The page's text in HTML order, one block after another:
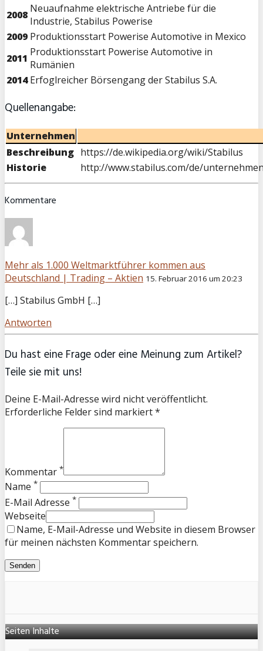
2008 Neuaufnahme elektrische Antriebe für die
Industrie, Stabilus Powerise
2009 Produktionsstart Powerise Automotive in Mexico
2011 Produktionsstart Powerise Automotive in
Rumänien
2014 Erfoglreicher Börsengang der Stabilus S.A.
Quellenangabe:
Unternehmen
Beschreibung https://de.wikipedia.org/wiki/Stabilus
Historie
http://www.stabilus.com/de/
Kommentare
Mehr als 1.000 Weltmarktführer kommen aus
Deutschland | Trading – Aktien 15. Februar 2016 um 20:23
[…] Stabilus GmbH […]
Antworten
Du hast eine Frage oder eine Meinung zum Artikel?
Teile sie mit uns!
Deine E-Mail-Adresse wird nicht veröffentlicht.
Erforderliche Felder sind markiert *
Kommentar *
Name *
E-Mail Adresse *
Webseite
Name, E-Mail-Adresse und Website in diesem Browser
für meinen nächsten Kommentar speichern.
Seiten Inhalte